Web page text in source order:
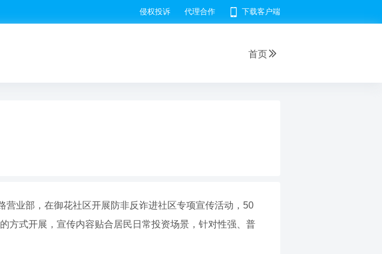
侵权投诉 代理合作 下载客户端
首页
业部，在御花社区开展防非反诈进社区专项宣传活动，50
方式开展，宣传内容贴合居民日常投资场景，针对性强、普